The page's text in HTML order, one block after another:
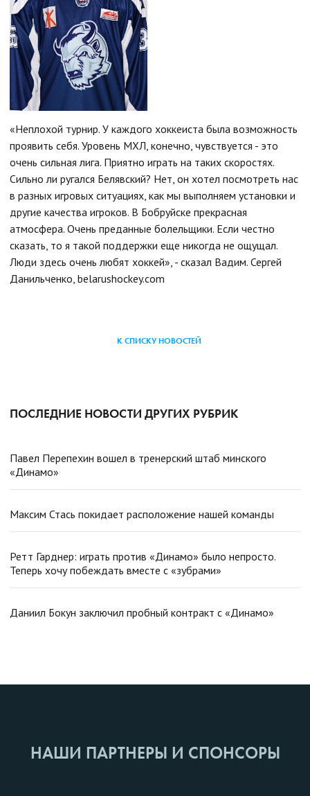
«Неплохой турнир. У каждого хоккеиста была возможность
проявить себя. Уровень МХЛ, конечно, чувствуется - это
очень сильная лига. Приятно играть на таких скоростях.
Сильно ли ругался Белявский? Нет, он хотел посмотреть нас
в разных игровых ситуациях, как мы выполняем установки и
другие качества игроков. В Бобруйске прекрасная
атмосфера. Очень преданные болельщики. Если честно
сказать, то я такой поддержки еще никогда не ощущал.
Люди здесь очень любят хоккей», - сказал Вадим. Сергей
Данильченко, belarushockey.com
К СПИСКУ НОВОСТЕЙ
ПОСЛЕДНИЕ НОВОСТИ ДРУГИХ РУБРИК
Павел Перепехин вошел в тренерский штаб минского
«Динамо»
Максим Стась покидает расположение нашей команды
Ретт Гарднер: играть против «Динамо» было непросто.
Теперь хочу побеждать вместе с «зубрами»
Даниил Бокун заключил пробный контракт с «Динамо»
НАШИ ПАРТНЕРЫ И СПОНСОРЫ